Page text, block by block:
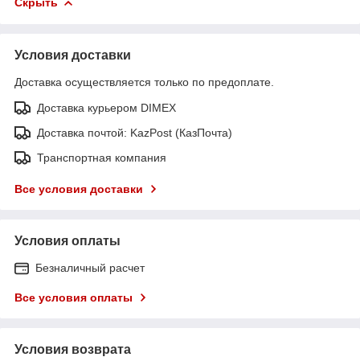
Условия доставки
Доставка осуществляется только по предоплате.
Доставка курьером DIMEX
Доставка почтой: KazPost (КазПочта)
Транспортная компания
Все условия доставки
Условия оплаты
Безналичный расчет
Все условия оплаты
Условия возврата